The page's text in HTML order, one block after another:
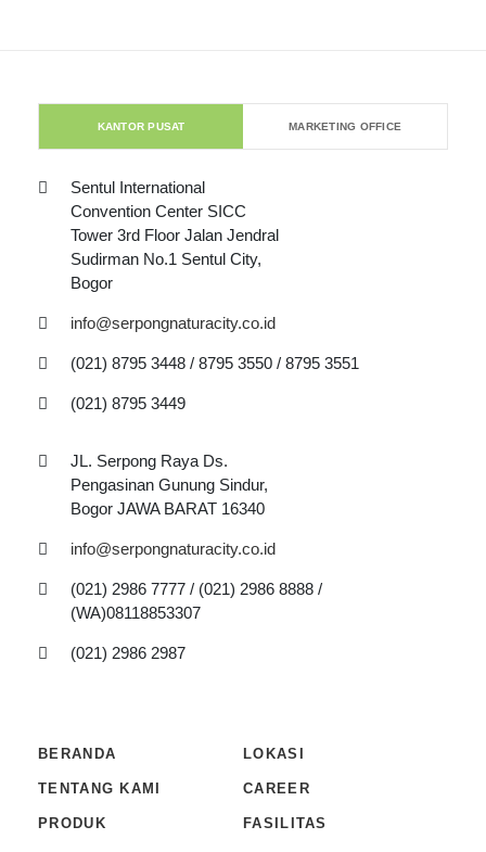
KANTOR PUSAT MARKETING OFFICE
Sentul International
Convention Center SICC
Tower 3rd Floor Jalan Jendral
Sudirman No.1 Sentul City,
Bogor
info@serpongnaturacity.co.id
(021) 8795 3448 / 8795 3550 / 8795 3551
(021) 8795 3449
JL. Serpong Raya Ds.
Pengasinan Gunung Sindur,
Bogor JAWA BARAT 16340
info@serpongnaturacity.co.id
(021) 2986 7777 / (021) 2986 8888 /
(WA)08118853307
(021) 2986 2987
BERANDA LOKASI
TENTANG KAMI CAREER
PRODUK FASILITAS